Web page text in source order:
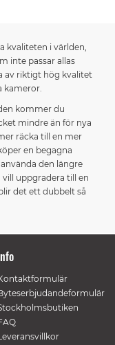
kvaliteten i världen,
inte passar allas
av riktigt hög kvalitet
kameror.
kommer du
mindre än för nya
räcka till en mer
en begagna
den längre
uppgradera till en
det ett dubbelt så